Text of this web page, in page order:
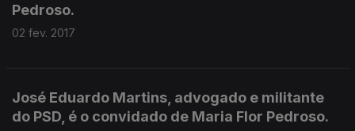
Pedroso.
02 fev. 2017
José Eduardo Martins, advogado e militante
do PSD, é o convidado de Maria Flor Pedroso.